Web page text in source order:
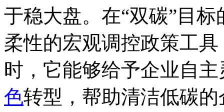
于稳大盘。在“双碳”目
柔性的宏观调控政策工
时，它能够给予企业自
色转型，帮助清洁低碳